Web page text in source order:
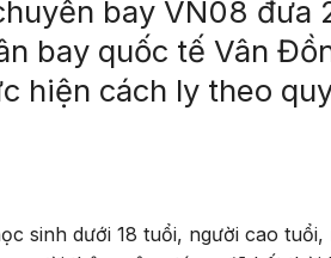
bay VN08
bay quốc tế Vân
hiện cách ly theo
sinh dưới 18 tuổi, người cao